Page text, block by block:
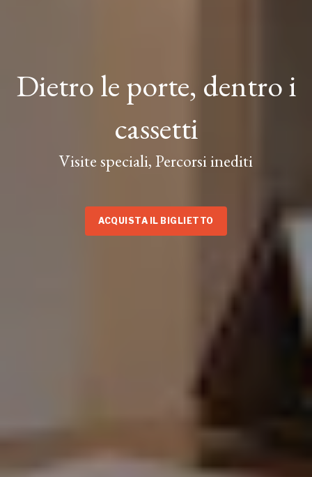
Dietro le porte, dentro i
cassetti
Visite speciali, Percorsi inediti
ACQUISTA IL BIGLIETTO